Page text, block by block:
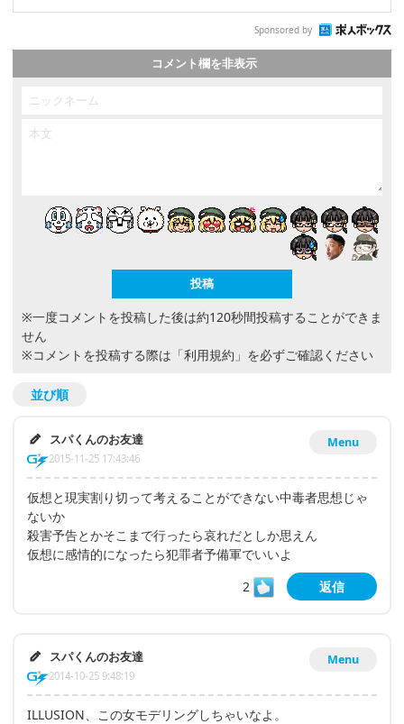
Sponsored by
コメント欄を非表示
※一度コメントを投稿した後は約120秒間投稿することができま
せん
※コメントを投稿する際は 「利用規約」 を必ずご確認ください
並び順
Menu
スパくんのお友達
2015-11-25 17:43:46
仮想と現実割り切って考えることができない中毒者思想じゃ
ないか
殺害予告とかそこまで行ったら哀れだとしか思えん
仮想に感情的になったら犯罪者予備軍でいいよ
2
返信
Menu
スパくんのお友達
2014-10-25 9:48:19
ILLUSION、この女モデリングしちゃいなよ。